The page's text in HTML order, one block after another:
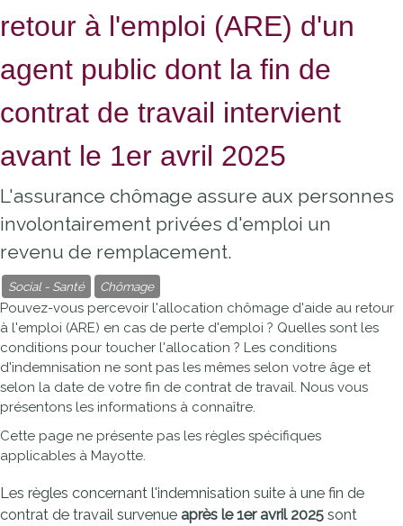
retour à l'emploi (ARE) d'un
agent public dont la fin de
contrat de travail intervient
avant le 1er avril 2025
L'assurance chômage assure aux personnes
involontairement privées d'emploi un
revenu de remplacement.
Social - Santé Chômage
Pouvez-vous percevoir l'allocation chômage d'aide au retour
à l'emploi (ARE) en cas de perte d'emploi ? Quelles sont les
conditions pour toucher l'allocation ? Les conditions
d'indemnisation ne sont pas les mêmes selon votre âge et
selon la date de votre fin de contrat de travail. Nous vous
présentons les informations à connaître.
Cette page ne présente pas les règles spécifiques
applicables à Mayotte.
Les règles concernant l'indemnisation suite à une fin de
contrat de travail survenue après le 1er avril 2025 sont